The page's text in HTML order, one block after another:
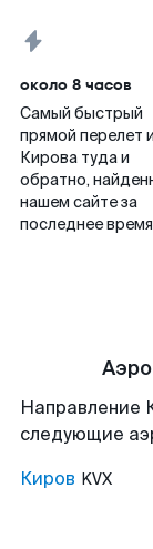
около 8 часов
Самый быстрый
прямой перелет
Кирова туда и
обратно,
нашем сайте за
последнее время
Направление
следующие
Киров KVX